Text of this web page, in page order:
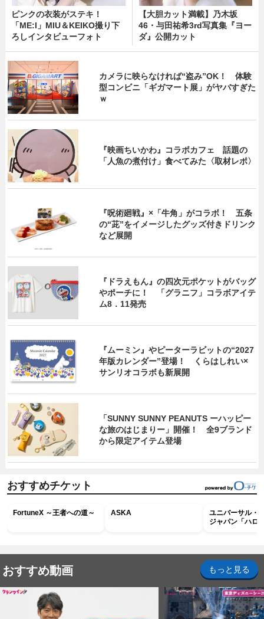
ピンクの衣装がステキ！
「ME:I」MIU＆KEIKO撮り下
ろしインタビューフォト
【大胆カット満載】乃木坂
46・与田祐希3rd写真集『ヨー
ダ』公開カット
カメラに映らなければ“盗み”OK！ 体験
型コンビニ「ギガマート展」がヤバすぎた
ｗ
『映画ちいかわ』コラボカフェ 話題の
「人魚の煮付け」食べてみた〈取材レポ〉
『呪術廻戦』×「牛角」がコラボ！ 五条
の“茈”をイメージしたグッズ付きドリンク
など展開
『ドラえもん』の四次元ポケットがバッグ
やポーチに！ 「グラニフ」コラボアイテ
ム8．11発売
『ムーミン』やピーターラビットの“2027
年版カレンダー”登場！ くらはしれい×
サンリオコラボも新展開
「SUNNY SUNNY PEANUTS ーハッピー
な旅のはじまりー」開催！ 全9ブランド
から限定アイテム登場
おすすめチケット
FortuneX ～王者への道～ ASKA
ユニバーサル・
ジャパン「ハロ
おすすめ動画 もっと見る